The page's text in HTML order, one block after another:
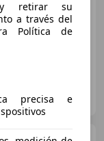
96 kW (131 CV)
y retirar su
a través del
Política de
precisa e